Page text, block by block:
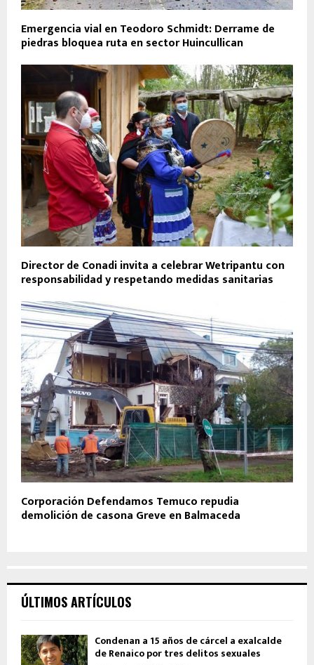
Emergencia vial en Teodoro Schmidt: Derrame de
piedras bloquea ruta en sector Huincullican
Director de Conadi invita a celebrar Wetripantu con
responsabilidad y respetando medidas sanitarias
Corporación Defendamos Temuco repudia
demolición de casona Greve en Balmaceda
ÚLTIMOS ARTÍCULOS
Condenan a 15 años de cárcel a exalcalde
de Renaico por tres delitos sexuales